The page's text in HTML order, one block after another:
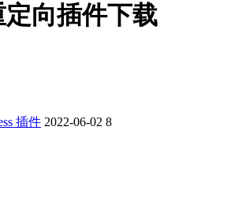
定向插件下载
插件 2022-06-02 8